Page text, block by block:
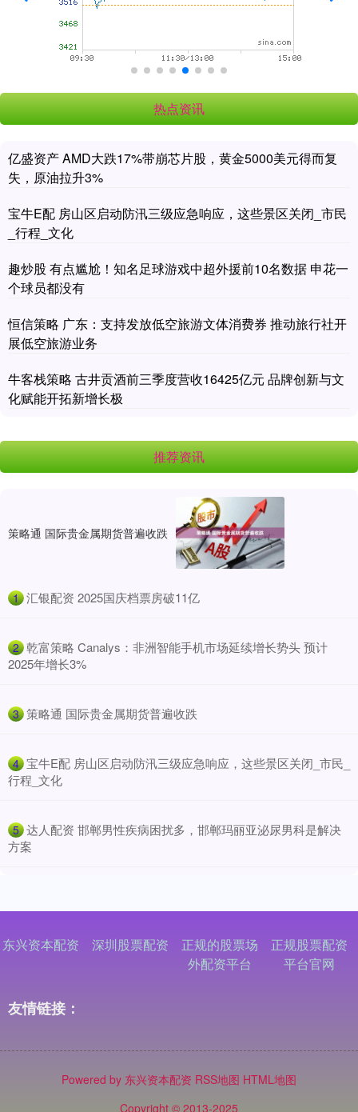
热点资讯
亿盛资产 AMD大跌17%带崩芯片股，黄金5000美元得而复
失，原油拉升3%
宝牛E配 房山区启动防汛三级应急响应，这些景区关闭_市民
_行程_文化
趣炒股 有点尴尬！知名足球游戏中超外援前10名数据 申花一
个球员都没有
恒信策略 广东：支持发放低空旅游文体消费券 推动旅行社开
展低空旅游业务
牛客栈策略 古井贡酒前三季度营收16425亿元 品牌创新与文
化赋能开拓新增长极
推荐资讯
策略通 国际贵金属期货普遍收跌
1 ​汇银配资 2025国庆档票房破11亿
2 ​乾富策略 Canalys：非洲智能手机市场延续增长势头 预计
2025年增长3%
3 ​策略通 国际贵金属期货普遍收跌
4 ​宝牛E配 房山区启动防汛三级应急响应，这些景区关闭_市民_
行程_文化
5 ​达人配资 邯郸男性疾病困扰多，邯郸玛丽亚泌尿男科是解决
方案
东兴资本配资 深圳股票配资
正规的股票场
外配资平台
正规股票配资
平台官网
友情链接：
Powered by 东兴资本配资 RSS地图 HTML地图
Copyright © 2013-2025